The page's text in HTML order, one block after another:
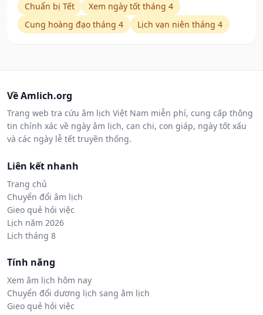
Chuẩn bị Tết
Xem ngày tốt tháng 4
Cung hoàng đạo tháng 4
Lịch vạn niên tháng 4
Về Amlich.org
Trang web tra cứu âm lịch Việt Nam miễn phí, cung cấp thông
tin chính xác về ngày âm lịch, can chi, con giáp, ngày tốt xấu
và các ngày lễ tết truyền thống.
Liên kết nhanh
Trang chủ
Chuyển đổi âm lịch
Gieo quẻ hỏi việc
Lịch năm 2026
Lịch tháng 8
Tính năng
Xem âm lịch hôm nay
Chuyển đổi dương lịch sang âm lịch
Gieo quẻ hỏi việc